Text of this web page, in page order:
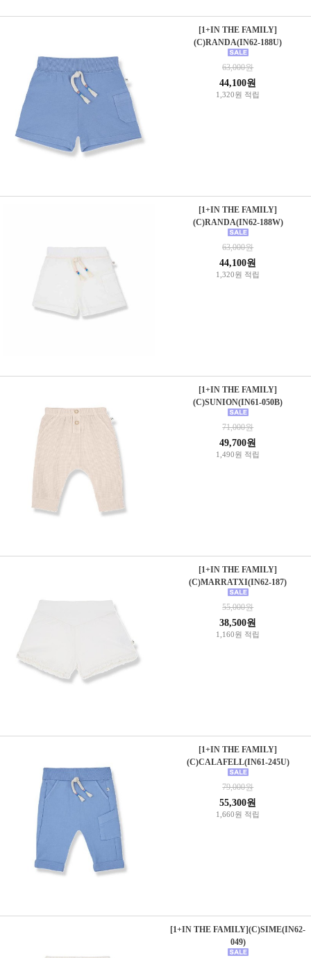
[1+IN THE FAMILY]
(C)RANDA(IN62-188U)
63,000원
44,100원
1,320원 적립
[1+IN THE FAMILY]
(C)RANDA(IN62-188W)
63,000원
44,100원
1,320원 적립
[1+IN THE FAMILY]
(C)SUNION(IN61-050B)
71,000원
49,700원
1,490원 적립
[1+IN THE FAMILY]
(C)MARRATXI(IN62-187)
55,000원
38,500원
1,160원 적립
[1+IN THE FAMILY]
(C)CALAFELL(IN61-245U)
79,000원
55,300원
1,660원 적립
[1+IN THE FAMILY](C)SIME(IN62-
049)